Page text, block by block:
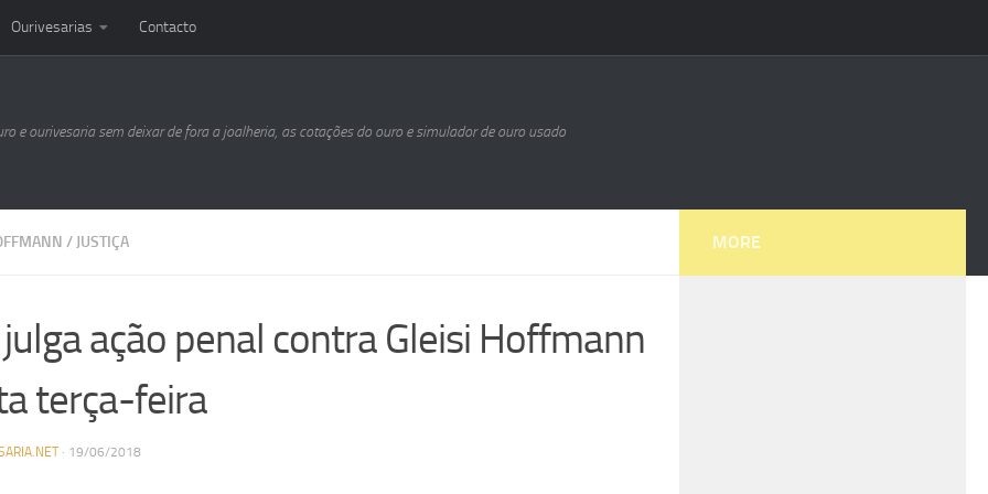
Ourivesarias Contacto
e ourivesaria sem deixar de fora a joalheria, as cotações do ouro e simulador de ouro usado
/ JUSTIÇA
julga ação penal contra Gleisi Hoffmann
terça-feira
· 19/06/2018
MORE